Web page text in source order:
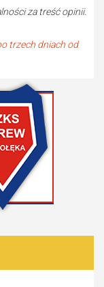
za treść opinii.
trzech dniach od